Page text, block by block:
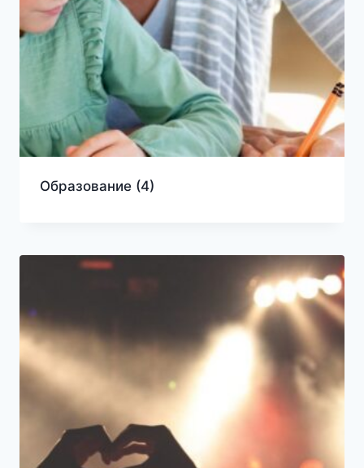
Образование (4)